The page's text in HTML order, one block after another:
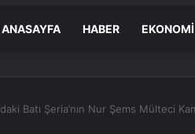
ANASAYFA HABER EKONOMI
Batı Şeria’nın Nur Şems Mülteci